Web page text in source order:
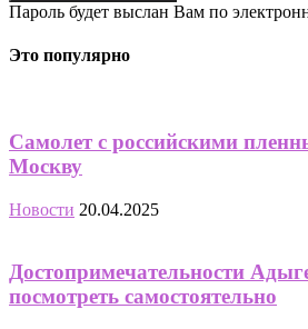
Пароль будет выслан Вам по
Это популярно
Самолет с российскими
Москву
Новости 20.04.2025
Достопримечательности
посмотреть самостоятельно